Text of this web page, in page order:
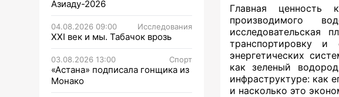
Азиаду-2026
04.08.2026 09:00 Исследования
XXI век и мы. Табачок врозь
03.08.2026 13:00 Спорт
«Астана» подписала гонщика из
Монако
Главная
производимого
исследовательская
транспортировку и
энергетических
как зеленый
инфраструктуре: как
и насколько это